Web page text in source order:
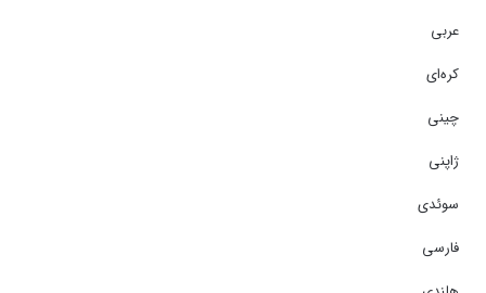
عربی
کره‌ای
چینی
ژاپنی
سوئدی
فارسی